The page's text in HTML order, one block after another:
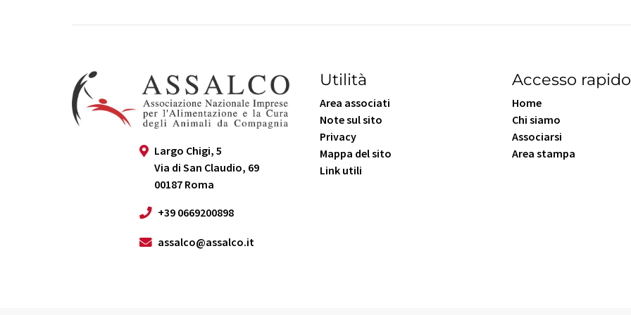
Largo Chigi, 5
Via di San Claudio, 69
00187 Roma
+39 0669200898
assalco@assalco.it
Utilità
Area associati
Note sul sito
Privacy
Mappa del sito
Link utili
Accesso rapido
Home
Chi siamo
Associarsi
Area stampa